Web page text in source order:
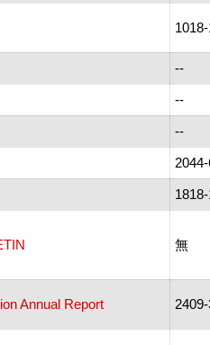
--
--
--
無
Annual Report